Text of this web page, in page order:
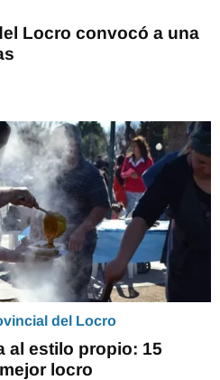
Locro convocó a una
del Locro
al estilo propio: 15
locro